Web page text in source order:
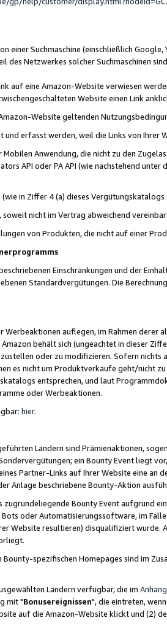
einer Suchmaschine (einschließlich
Netzwerkes solcher Suchmaschinen
auf eine Amazon-Website verwiesen
Website einen Link
Website geltenden
erfasst werden, weil die Links von
Anwendung, die nicht zu den
API oder PA API (wie nachstehend
in Ziffer 4 (a) dieses
nicht im Vertrag abweichend
von Produkten, die nicht auf einer
Einschränkungen und der
Standardvergütungen. Die
auflegen, im Rahmen
Amazon behält sich (ungeachtet in dieser
oder zu modifizieren. Sofern
es nicht um Produktverkäufe geht/nicht
entsprechen, und laut
oder Werbeaktionen.
hier.
Ländern sind Prämienaktionen,
ein Bounty Event liegt
Partner-Links auf Ihrer Website eine
Anlage beschriebene Bounty-Aktion
Bounty Event aufgrund
oder Automatisierungssoftware, im
Website resultieren) disqualifiziert
spezifischen Homepages sind im
Ländern verfügbar, die im Anhang
mit "Bonusereignissen", die eintreten,
auf die Amazon-Website klickt und (2)